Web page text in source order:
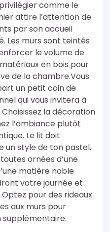
comme le
attire l’attention de
par son accueil
Les murs sont teintés
le volume de
en bois pour
de la chambre.Vous
un petit coin de
qui vous invitera à
la décoration
l’ambiance plutôt
Le lit doit
un style de ton pastel.
ornées d’une
matière noble
votre journée et
pour des rideaux
aux murs pour